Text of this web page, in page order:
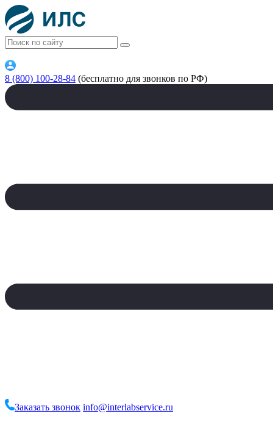
8 (800) 100-28-84 (бесплатно для звонков по РФ)
Заказать звонок info@interlabservice.ru